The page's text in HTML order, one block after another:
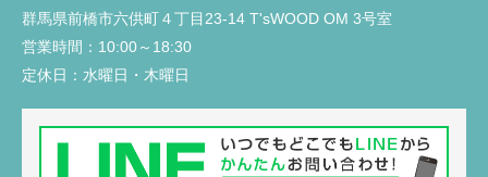
群馬県前橋市六供町４丁目23‐14 T'sWOOD OM 3号室
営業時間： 10:00～18:30
定休日： 水曜日・木曜日